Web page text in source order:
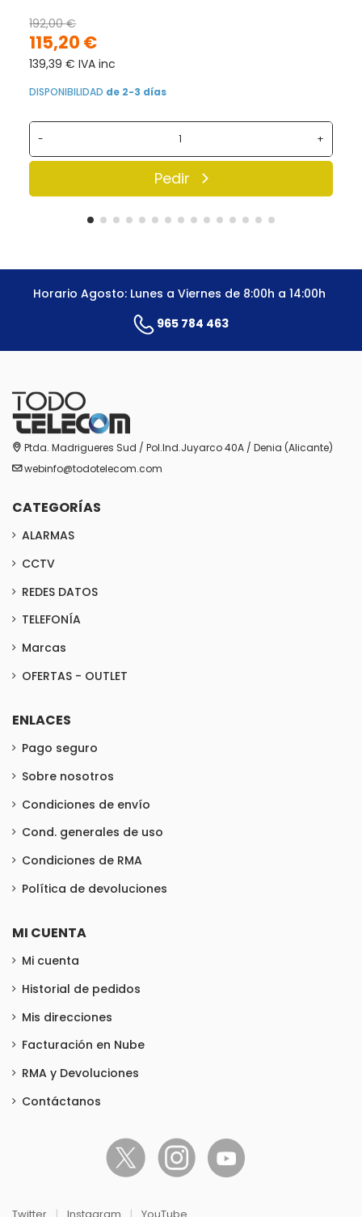
115,20 €
192,00 €
139,39 € IVA inc
DISPONIBILIDAD de 2-3 días
- +
Pedir
Horario Agosto: Lunes a Viernes de 8:00h a 14:00h
965 784 463
Ptda. Madrigueres Sud / Pol.Ind.Juyarco 40A / Denia (Alicante)
webinfo@todotelecom.com
CATEGORÍAS
ALARMAS
CCTV
REDES DATOS
TELEFONÍA
Marcas
OFERTAS - OUTLET
ENLACES
Pago seguro
Sobre nosotros
Condiciones de envío
Cond. generales de uso
Condiciones de RMA
Política de devoluciones
MI CUENTA
Mi cuenta
Historial de pedidos
Mis direcciones
Facturación en Nube
RMA y Devoluciones
Contáctanos